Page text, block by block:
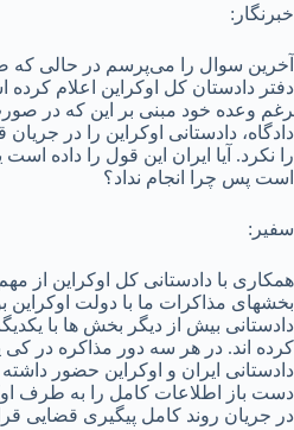
خبرنگار:
آخرین سوال را می‌­پرسم در حالی که
رغم وعده­ خود مبنی بر این که در
دادگاه، دادستانی اوکراین را در جریان
را نکرد. آیا ایران این قول را داده
است پس چرا انجام نداد؟
سفیر:
همکاری با دادستانی کل اوکراین از
بخش­های مذاکرات ما با دولت اوکراین
دادستانی بیش از دیگر بخش ها با
کرده اند. در هر سه دور مذاکره در کی­
دادستانی ایران و اوکراین حضور
دست باز اطلاعات کامل را به طرف
در جریان روند کامل پیگیری قضایی